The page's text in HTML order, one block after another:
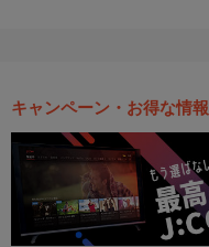
キャンペーン・お得な情報